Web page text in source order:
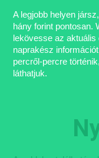
A legjobb helyen
hány forint pontosan.
lekövesse az
naprakész
percről-percre
láthatjuk.